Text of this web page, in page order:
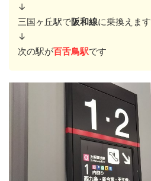
↓
三国ヶ丘駅で阪和線に乗換えます
↓
次の駅が百舌鳥駅です